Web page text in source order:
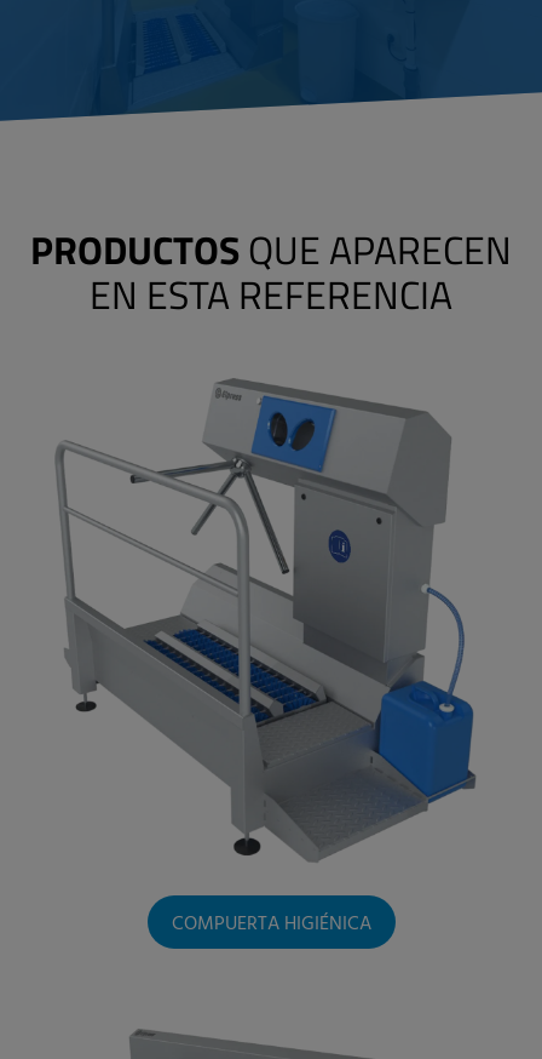
PRODUCTOSQUE APARECEN
EN ESTA REFERENCIA
COMPUERTA HIGIÉNICA